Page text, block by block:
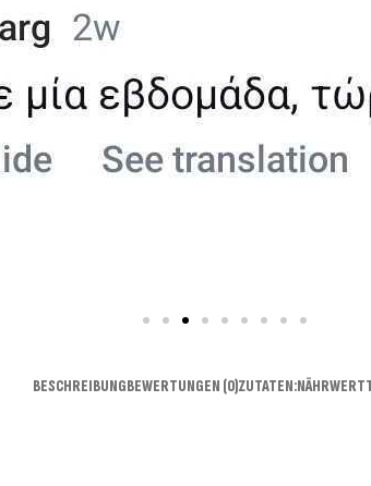
BESCHREIBUNGBEWERTUNGEN (0)ZUTATEN: